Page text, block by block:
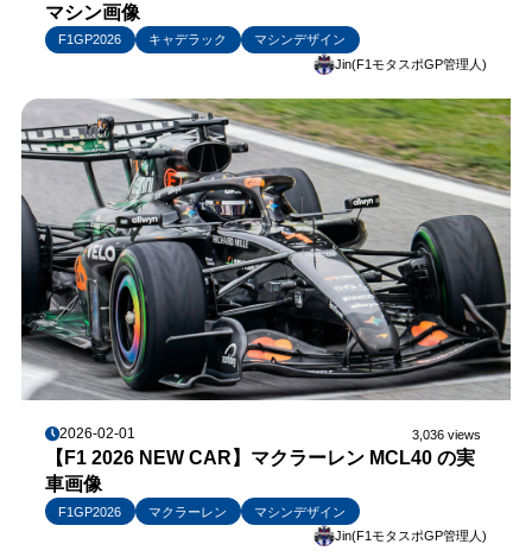
マシン画像
F1GP2026 キャデラック
マシンデザイン
Jin(F1モタスポGP管理人)
2026-02-01 3,036 views
【F1 2026 NEW CAR】マクラーレン MCL40 の実
車画像
F1GP2026 マクラーレン
マシンデザイン
Jin(F1モタスポGP管理人)